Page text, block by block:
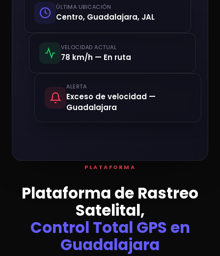
ÚLTIMA UBICACIÓN
Centro, Guadalajara, JAL
VELOCIDAD ACTUAL
78 km/h — En ruta
ALERTA
Exceso de velocidad —
Guadalajara
PLATAFORMA
Plataforma de Rastreo
Satelital,
Control Total GPS en
Guadalajara